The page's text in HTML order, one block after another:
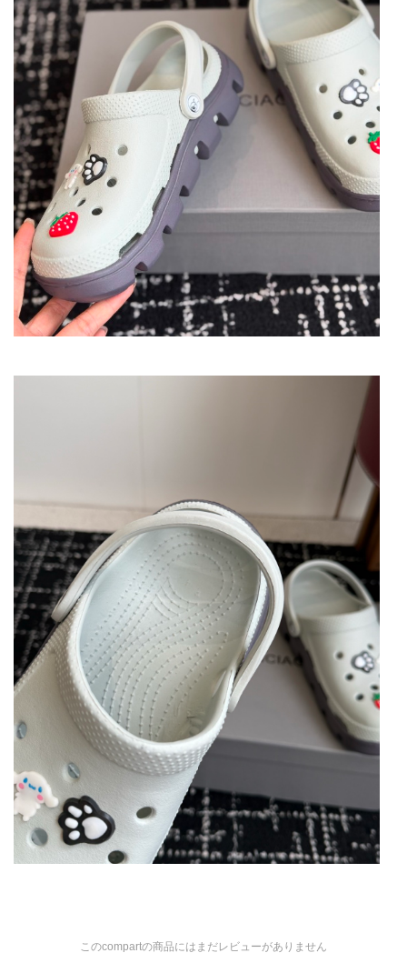
このcompartの商品にはまだレビューがありません